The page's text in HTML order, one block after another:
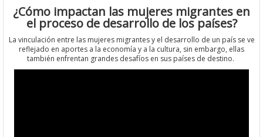
¿Cómo impactan las mujeres migrantes en
el proceso de desarrollo de los países?
La vinculación entre las mujeres migrantes y el desarrollo de un país se ve
reflejado en aportes a la economía y a la cultura, sin embargo, ellas
también enfrentan grandes desafíos en sus países de destino.